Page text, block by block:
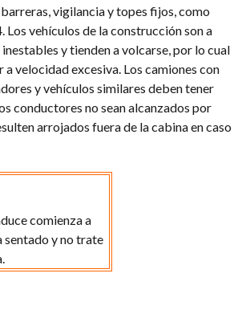
vigilancia y topes fijos, como
Los vehículos de la construcción son a
y tienden a volcarse, por lo cual
velocidad excesiva. Los camiones con
y vehículos similares deben tener
conductores no sean alcanzados por
arrojados fuera de la cabina en caso
comienza a
sentado y no trate